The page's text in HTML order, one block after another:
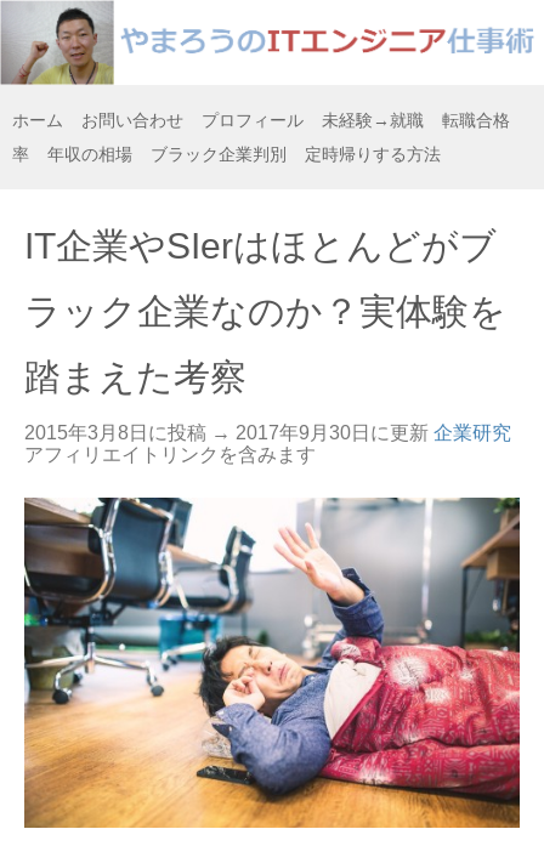
ホーム お問い合わせ プロフィール 未経験→就職
転職合格
率
年収の相場 ブラック企業判別 定時帰りする方法
IT企業やSIerはほとんどがブ
ラック企業なのか？実体験を
踏まえた考察
2015年3月8日に投稿 → 2017年9月30日 に更新 企業研究
アフィリエイトリンクを含みます